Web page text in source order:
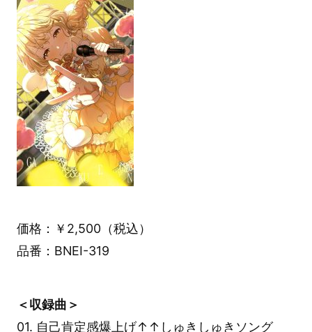
価格：￥2,500（税込）
品番：BNEI-319
＜収録曲＞
01. 自己肯定感爆上げ↑↑しゅきしゅきソング